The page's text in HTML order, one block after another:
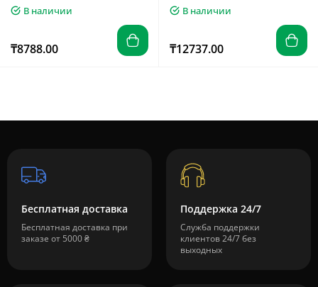
В наличии
₸8788.00
В наличии
₸12737.00
Бесплатная доставка
Бесплатная доставка при
заказе от 5000 ₴
Поддержка 24/7
Служба поддержки
клиентов 24/7 без
выходных